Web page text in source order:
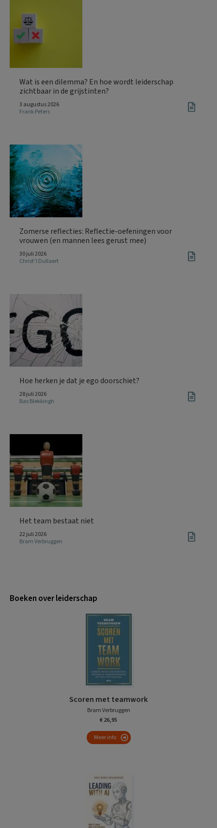
Wat is een dilemma? En hoe wordt leiderschap
zichtbaar in de grijstinten?
3 augustus 2026
Frank Peters
Zomerse reflecties: Reflectie-oefeningen voor
vrouwen (en mannen lees gerust mee)
30 juli 2026
Christ’l Dullaert
Hoe herken je dat je ego doorschiet?
28 juli 2026
Bas Blekkingh
Het team bestaat niet
22 juli 2026
Bram Verbruggen
Boeken over leiderschap
Scoren met teamwork
Bram Verbruggen
€ 26,95
Meer info